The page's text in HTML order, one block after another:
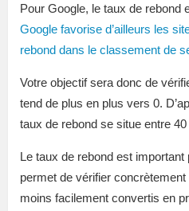
Pour Google, le taux de rebond
Google favorise d’ailleurs les
rebond dans le classement de
Votre objectif sera donc de
tend de plus en plus vers 0.
taux de rebond se situe entre 40
Le taux de rebond est important
permet de vérifier
moins facilement convertis en